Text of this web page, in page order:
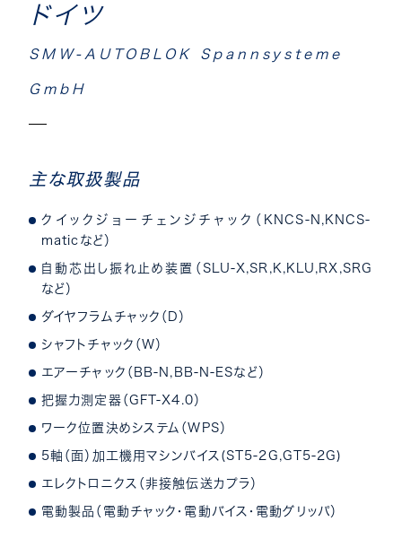
ドイツ
SMW-AUTOBLOK Spannsysteme
GmbH
主な取扱製品
クイックジョーチェンジチャック（KNCS-N,KNCS-
maticなど）
自動芯出し振れ止め装置（SLU-X,SR,K,KLU,RX,SRG
など）
ダイヤフラムチャック（D）
シャフトチャック（W）
エアーチャック（BB-N,BB-N-ESなど）
把握力測定器（GFT-X4.0）
ワーク位置決めシステム（WPS）
5軸（面）加工機用マシンバイス(ST5-2G,GT5-2G)
エレクトロニクス（非接触伝送カプラ）
電動製品（電動チャック・電動バイス・電動グリッパ）